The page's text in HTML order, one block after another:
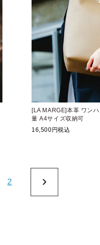
[LA MARGE]本革 ワン
量 A4サイズ収納可
16,500 税込
2